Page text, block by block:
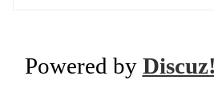
Powered by